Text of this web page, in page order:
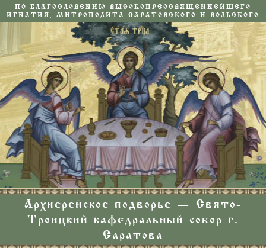
ПО БЛАГОСЛОВЕНИЮ ВЫСОКОПРЕОСВЯЩЕННЕЙШЕГО
ИГНАТИЯ, МИТРОПОЛИТА САРАТОВСКОГО И ВОЛЬСКОГО
Архиерейское подворье — Свято-
Троицкий кафедральный собор г.
Саратова